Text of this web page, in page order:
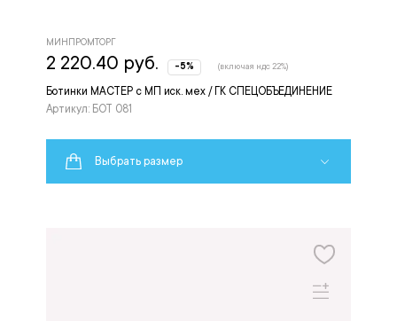
Ботинки МАСТЕР с МП иск. мех / ГК СПЕЦОБЪЕДИНЕНИЕ
Артикул: БОТ 081
МИНПРОМТОРГ
2 220.40 руб. -5% (включая ндс 22%)
Выбрать размер